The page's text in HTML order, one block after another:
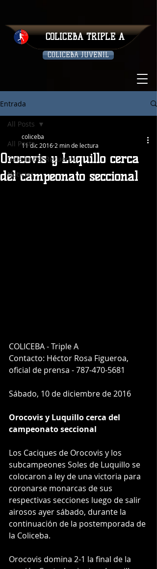
COLICEBA JUVENIL
COLICEBA TRIPLE A
Entrada
All Posts
Galeria del Recuerdo
Noticias
All Posts
Orocovis y Luquillo cerca
del campeonato seccional
coliceba
11 dic 2016 2 min de lectura
COLICEBA - Triple A
Contacto: Héctor Rosa Figueroa,
oficial de prensa - 787-470-5681
Sábado, 10 de diciembre de 2016
Orocovis y Luquillo cerca del
campeonato seccional
Los Caciques de Orocovis y los
subcampeones Soles de Luquillo se
colocaron a ley de una victoria para
coronarse monarcas de sus
respectivas secciones luego de salir
airosos ayer sábado, durante la
continuación de la postemporada de
la Coliceba.
Orocovis domina 2-1 la final de la